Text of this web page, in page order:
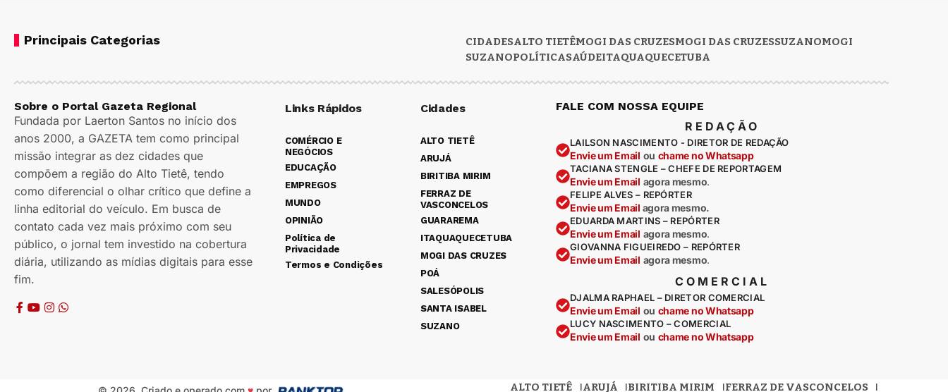
Principais Categorias CIDADESALTO TIETÊMOGI DAS CRUZESMOGI DAS CRUZESSUZANOMOGI
SUZANOPOLÍTICASAÚDEITAQUAQUECETUBA
Sobre o Portal Gazeta Regional
Fundada por Laerton Santos no início dos
anos 2000, a GAZETA tem como principal
missão integrar as dez cidades que
compõem a região do Alto Tietê, tendo
como diferencial o olhar crítico que define a
linha editorial do veículo. Em busca de
contato cada vez mais próximo com seu
público, o jornal tem investido na cobertura
diária, utilizando as mídias digitais para esse
fim.
Links Rápidos
COMÉRCIO E
NEGÓCIOS
EDUCAÇÃO
EMPREGOS
MUNDO
OPINIÃO
Política de
Privacidade
Termos e Condições
Cidades
ALTO TIETÊ
ARUJÁ
BIRITIBA MIRIM
FERRAZ DE
VASCONCELOS
GUARAREMA
ITAQUAQUECETUBA
MOGI DAS CRUZES
POÁ
SALESÓPOLIS
SANTA ISABEL
SUZANO
FALE COM NOSSA EQUIPE
REDAÇÃO
LAILSON NASCIMENTO - DIRETOR DE REDAÇÃO
Envie um Email ou chame no Whatsapp
TACIANA STENGLE – CHEFE DE REPORTAGEM
Envie um Email agora mesmo.
FELIPE ALVES – REPÓRTER
Envie um Email agora mesmo.
EDUARDA MARTINS – REPÓRTER
Envie um Email agora mesmo.
GIOVANNA FIGUEIREDO – REPÓRTER
Envie um Email agora mesmo.
COMERCIAL
DJALMA RAPHAEL – DIRETOR COMERCIAL
Envie um Email ou chame no Whatsapp
LUCY NASCIMENTO – COMERCIAL
Envie um Email ou chame no Whatsapp
ALTO TIETÊ ARUJÁ BIRITIBA MIRIM FERRAZ DE VASCONCELOS